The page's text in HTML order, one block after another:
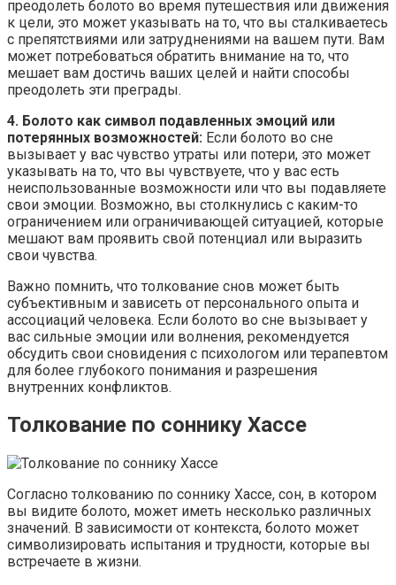
преодолеть болото во время путешествия или движения
к цели, это может указывать на то, что вы сталкиваетесь
с препятствиями или затруднениями на вашем пути. Вам
может потребоваться обратить внимание на то, что
мешает вам достичь ваших целей и найти способы
преодолеть эти преграды.
4. Болото как символ подавленных эмоций или
потерянных возможностей: Если болото во сне
вызывает у вас чувство утраты или потери, это может
указывать на то, что вы чувствуете, что у вас есть
неиспользованные возможности или что вы подавляете
свои эмоции. Возможно, вы столкнулись с каким-то
ограничением или ограничивающей ситуацией, которые
мешают вам проявить свой потенциал или выразить
свои чувства.
Важно помнить, что толкование снов может быть
субъективным и зависеть от персонального опыта и
ассоциаций человека. Если болото во сне вызывает у
вас сильные эмоции или волнения, рекомендуется
обсудить свои сновидения с психологом или терапевтом
для более глубокого понимания и разрешения
внутренних конфликтов.
Толкование по соннику Хассе
Согласно толкованию по соннику Хассе, сон, в котором
вы видите болото, может иметь несколько различных
значений. В зависимости от контекста, болото может
символизировать испытания и трудности, которые вы
встречаете в жизни.